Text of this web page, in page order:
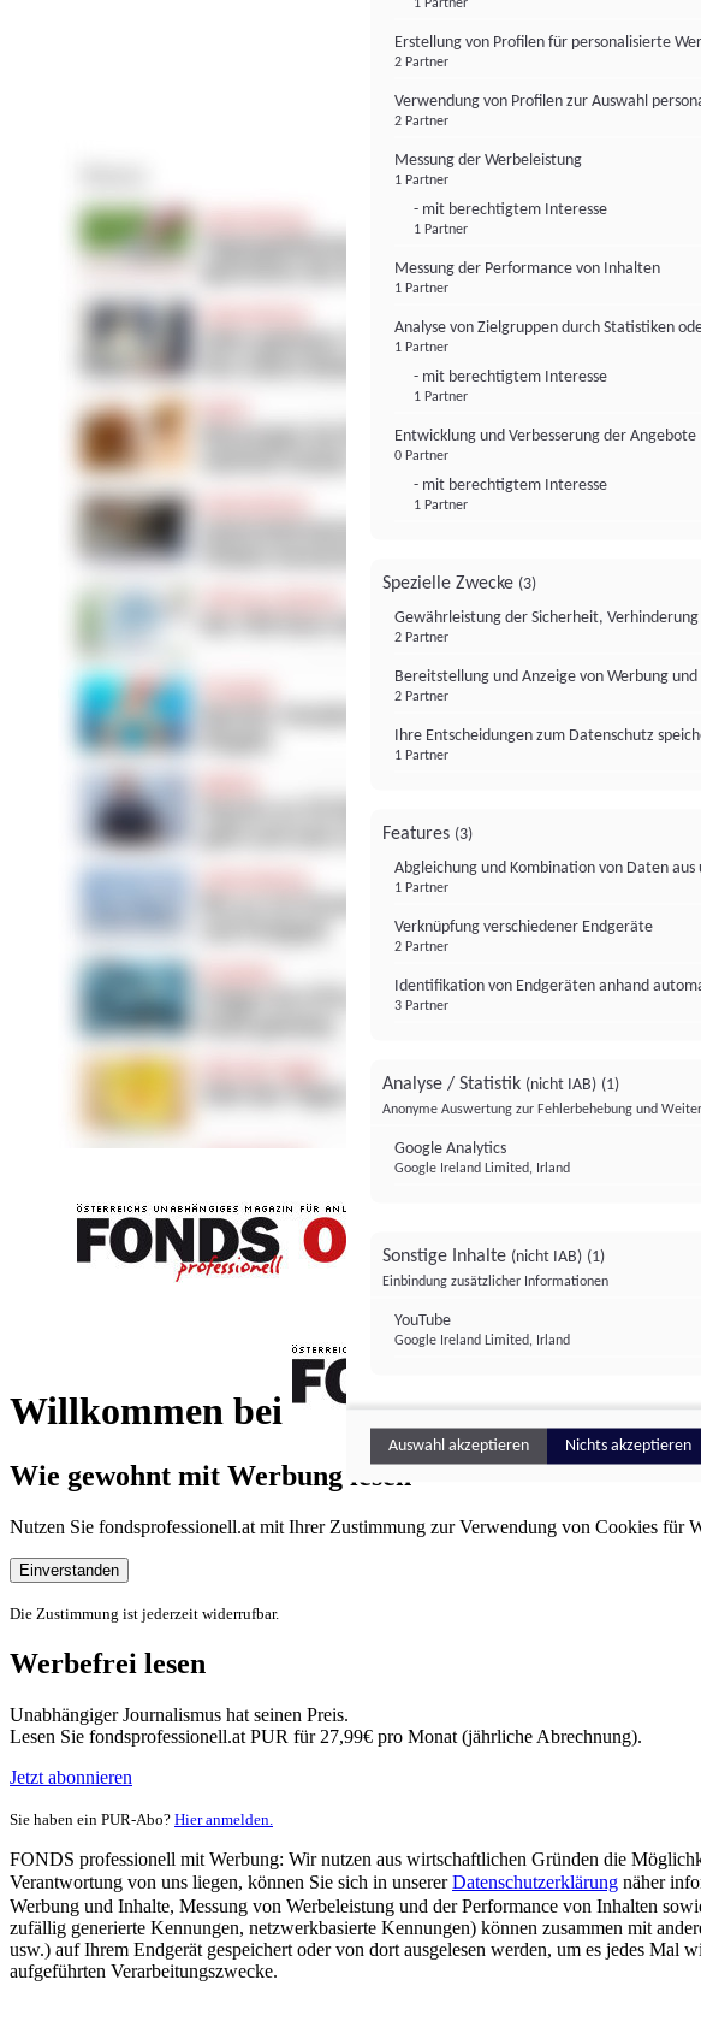
Willkommen bei
FONDS professionell
Wie gewohnt mit Werbung lesen
Nutzen Sie fondsprofessionell.at mit Ihrer Zustimmung zur Verwendung von Cookies für
Einverstanden
Die Zustimmung ist jederzeit widerrufbar.
Werbefrei lesen
Unabhängiger Journalismus hat seinen Preis.
Lesen Sie fondsprofessionell.at PUR für 27,99€ pro Monat (jährliche Abrechnung).
Jetzt abonnieren
Sie haben ein PUR-Abo? Hier anmelden.
FONDS professionell mit Werbung: Wir nutzen aus wirtschaftlichen Gründen die
Verantwortung von uns liegen, können Sie sich in unsererDatenschutzerklärung näher
Werbung und Inhalte, Messung von Werbeleistung und der Performance von Inhalten
zufällig generierte Kennungen, netzwerkbasierte Kennungen) können zusammen mit
usw.) auf Ihrem Endgerät gespeichert oder von dort ausgelesen werden, um es jedes
aufgeführten Verarbeitungszwecke.
Erstellung von Profilen für personalisierte
2 Partner
Verwendung von Profilen zur Auswahl
2 Partner
Messung der Werbeleistung
1 Partner
- mit berechtigtem Interesse
1 Partner
Messung der Performance von Inhalten
1 Partner
Analyse von Zielgruppen durch Statistiken
1 Partner
- mit berechtigtem Interesse
1 Partner
Entwicklung und Verbesserung der Angebote
0 Partner
- mit berechtigtem Interesse
1 Partner
Spezielle Zwecke (3)
Gewährleistung der Sicherheit,
2 Partner
Bereitstellung und Anzeige von Werbung
2 Partner
Ihre Entscheidungen zum Datenschutz
1 Partner
Features (3)
Abgleichung und Kombination von Daten
1 Partner
Verknüpfung verschiedener Endgeräte
2 Partner
Identifikation von Endgeräten anhand
3 Partner
Analyse / Statistik (nicht IAB) (1)
Anonyme Auswertung zur Fehlerbehebung und
Google Analytics
Google Ireland Limited, Irland
Sonstige Inhalte (nicht IAB) (1)
Einbindung zusätzlicher Informationen
YouTube
Google Ireland Limited, Irland
Auswahl akzeptieren Nichts akzeptieren